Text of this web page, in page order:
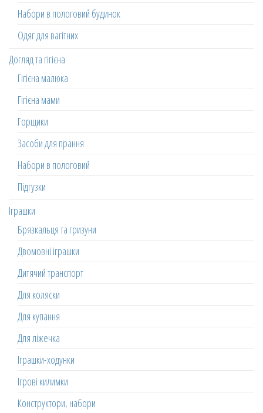
Набори в пологовий будинок
Одяг для вагітних
Догляд та гігієна
Гігієна малюка
Гігієна мами
Горщики
Засоби для прання
Набори в пологовий
Підгузки
Іграшки
Брязкальця та гризуни
Двомовні іграшки
Дитячий транспорт
Для коляски
Для купання
Для ліжечка
Іграшки-ходунки
Ігрові килимки
Конструктори, набори